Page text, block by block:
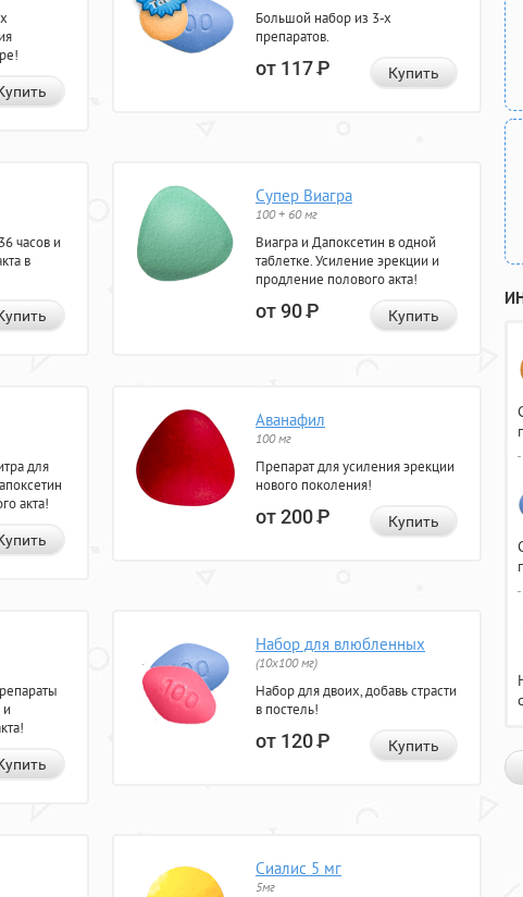
Большой набор из 3-х
препаратов.
от 117Р Купить
часов и
в
Супер Виагра
100 + 60 мг
Виагра и Дапоксетин в одной
таблетке. Усиление эрекции и
продление полового акта!
от 90Р Купить
для
акта!
Аванафил
100 мг
Препарат для усиления эрекции
нового поколения!
от 200Р Купить
Набор для влюбленных
(10х100 мг)
Набор для двоих, добавь страсти
в постель!
от 120Р Купить
Сиалис 5 мг
5мг